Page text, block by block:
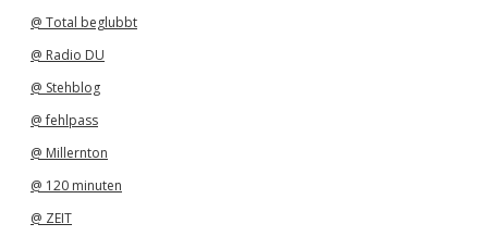
@ Total beglubbt
@ Radio DU
@ Stehblog
@ fehlpass
@ Millernton
@ 120 minuten
@ ZEIT